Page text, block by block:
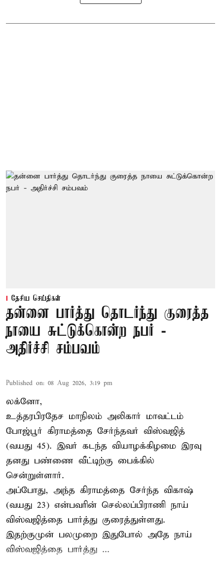
தேசிய செய்திகள்
தன்னை பார்த்து தொடர்ந்து குரைத்த
நாயை சுட்டுக்கொன்ற நபர் -
அதிர்ச்சி சம்பவம்
Published on: 08 Aug 2026, 3:19 pm
லக்னோ,
உத்தரபிரதேச மாநிலம் அலிகார் மாவட்டம்
போஜ்பூர் கிராமத்தை சேர்ந்தவர் விஸ்வஜித்
(வயது 45). இவர் கடந்த வியாழக்கிழமை இரவு
தனது பண்ணை வீட்டிற்கு பைக்கில்
சென்றுள்ளார்.
அப்போது, அந்த கிராமத்தை சேர்ந்த விகாஷ்
(வயது 23) என்பவரின் செல்லப்பிராணி நாய்
விஸ்வஜித்தை பார்த்து குரைத்துள்ளது.
இதற்குமுன் பலமுறை இதுபோல் அதே நாய்
விஸ்வஜித்தை பார்த்து ...